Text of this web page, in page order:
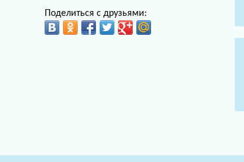
Поделиться с друзьями: